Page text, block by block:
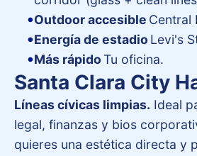
Outdoor accesible Central
Energía de estadio Levi's
Más rápidoTu oficina.
Santa Clara City
Líneas cívicas limpias. Ideal
legal, finanzas y bios
quieres una estética directa y